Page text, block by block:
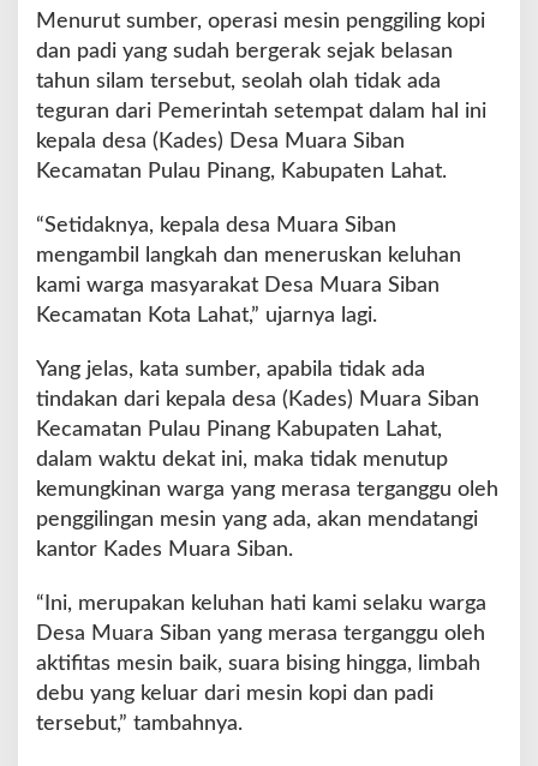
i
n
d
Menurut sumber, operasi mesin penggiling kopi
dan padi yang sudah bergerak sejak belasan
tahun silam tersebut, seolah olah tidak ada
teguran dari Pemerintah setempat dalam hal ini
kepala desa (Kades) Desa Muara Siban
Kecamatan Pulau Pinang, Kabupaten Lahat.
“Setidaknya, kepala desa Muara Siban
mengambil langkah dan meneruskan keluhan
kami warga masyarakat Desa Muara Siban
Kecamatan Kota Lahat,” ujarnya lagi.
Yang jelas, kata sumber, apabila tidak ada
tindakan dari kepala desa (Kades) Muara Siban
Kecamatan Pulau Pinang Kabupaten Lahat,
dalam waktu dekat ini, maka tidak menutup
kemungkinan warga yang merasa terganggu oleh
penggilingan mesin yang ada, akan mendatangi
kantor Kades Muara Siban.
“Ini, merupakan keluhan hati kami selaku warga
Desa Muara Siban yang merasa terganggu oleh
aktifitas mesin baik, suara bising hingga, limbah
debu yang keluar dari mesin kopi dan padi
tersebut,” tambahnya.